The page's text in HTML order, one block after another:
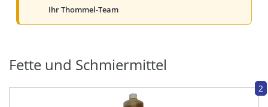
Ihr Thommel-Team
Fette und Schmiermittel
2